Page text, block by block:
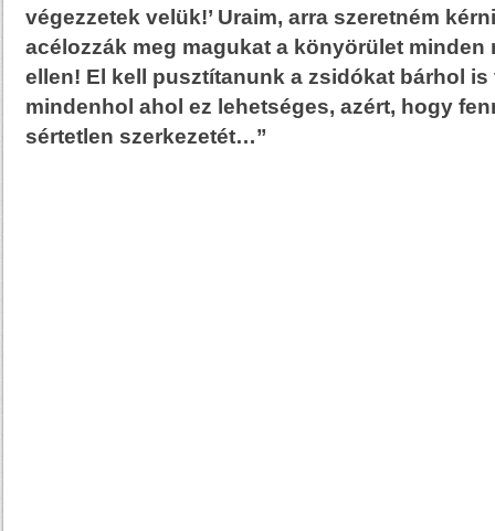
végezzetek velük!’ Uraim, arra szeretném
acélozzák meg magukat a könyörület minden
ellen! El kell pusztítanunk a zsidókat bárhol is
mindenhol ahol ez lehetséges, azért, hogy
sértetlen szerkezetét…”